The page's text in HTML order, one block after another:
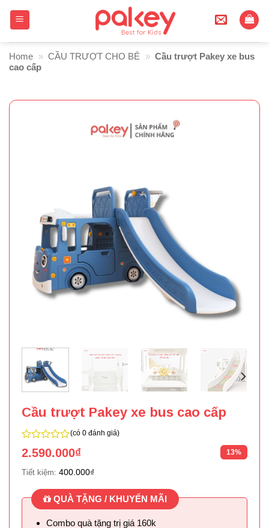
Home » CẦU TRƯỢT CHO BÉ » Cầu trượt Pakey xe bus
cao cấp
Cầu trượt Pakey xe bus cao cấp
0
trên
5
(có 0 đánh giá)
13%
2.590.000₫
Tiết kiệm: 400.000₫
QUÀ TẶNG / KHUYẾN MÃI
Combo quà tặng trị giá 160k